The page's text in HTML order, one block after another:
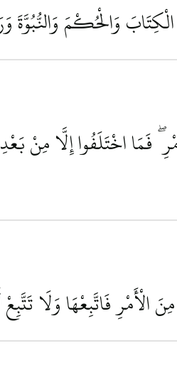
الْكِتَابَ وَالْحُكْمَ
فَمَا اخْتَلَفُوا إِلَّا مِنْ
فَاتَّبِعْهَا وَلَا